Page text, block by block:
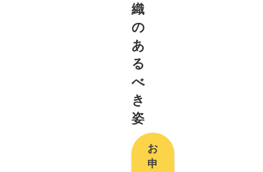
織
の
あ
る
べ
き
姿
お
申